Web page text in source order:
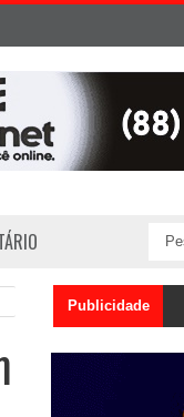
Publicidade